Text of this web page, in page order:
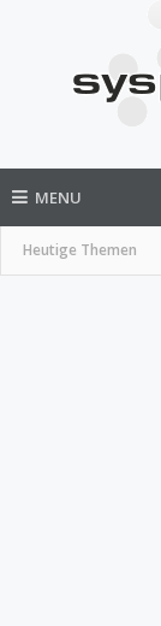
MENU
Heutige Themen